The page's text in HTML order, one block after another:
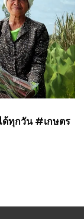
ด้ทุกวัน #เกษตร